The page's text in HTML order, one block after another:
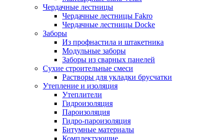
Чердачные лестницы
Чердачные лестницы Fakro
Чердачные лестницы Docke
Заборы
Из профнастила и штакетника
Модульные заборы
Заборы из сварных панелей
Сухие строительные смеси
Растворы для укладки брусчатки
Утепление и изоляция
Утеплители
Гидроизоляция
Пароизоляция
Гидро-пароизоляция
Битумные материалы
Комплектующие